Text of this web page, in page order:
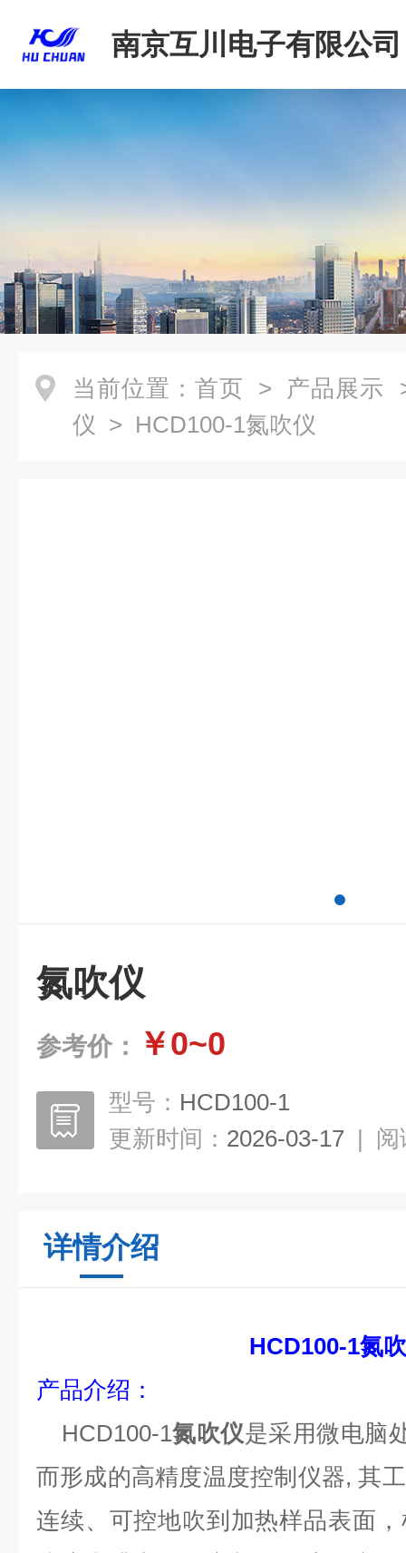
南京互川电子有限公司
当前位置： 首页 > 产品展示
仪 > HCD100-1氮吹仪
氮吹仪
参考价： ￥0~0
型号： HCD100-1
更新时间： 2026-03-17 | 阅
详情介绍
HCD100-1氮
产品介绍：
HCD100-1氮吹仪是采用微电脑
而形成的高精度温度控制仪器,其
连续、可控地吹到加热样品表面